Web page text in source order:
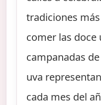
tradiciones
comer las doce
campanadas
uva
cada mes del